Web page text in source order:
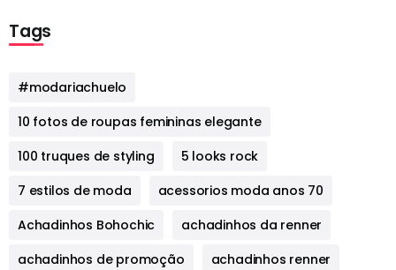
Tags
#modariachuelo
10 fotos de roupas femininas elegante
100 truques de styling
5 looks rock
7 estilos de moda
acessorios moda anos 70
Achadinhos Bohochic
achadinhos da renner
achadinhos de promoção
achadinhos renner